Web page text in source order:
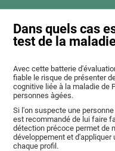
Dans quels cas
test de la
Avec cette batterie
fiable le risque de présenter
cognitive liée à la maladie de
personnes àgées.
Si l'on suspecte une
est recommandé de lui faire
détection précoce permet de
développement et d'appliquer
chaque profil.